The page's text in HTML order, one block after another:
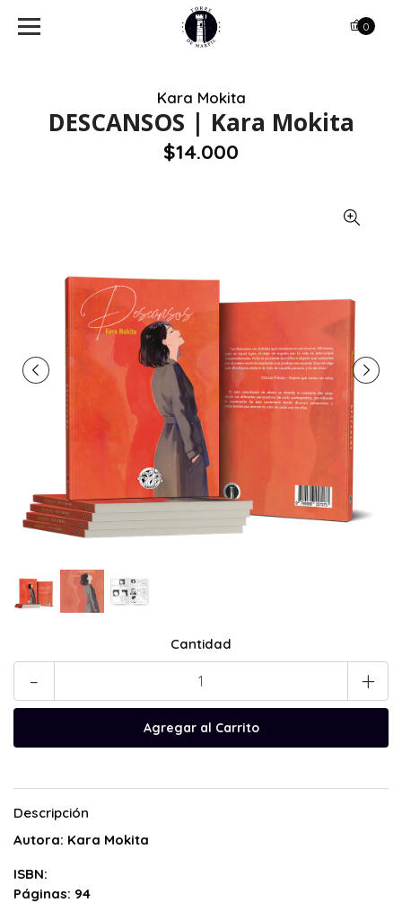
0
Kara Mokita
DESCANSOS | Kara Mokita
$14.000
Cantidad
- +
Descripción
Autora: Kara Mokita
ISBN:
Páginas: 94